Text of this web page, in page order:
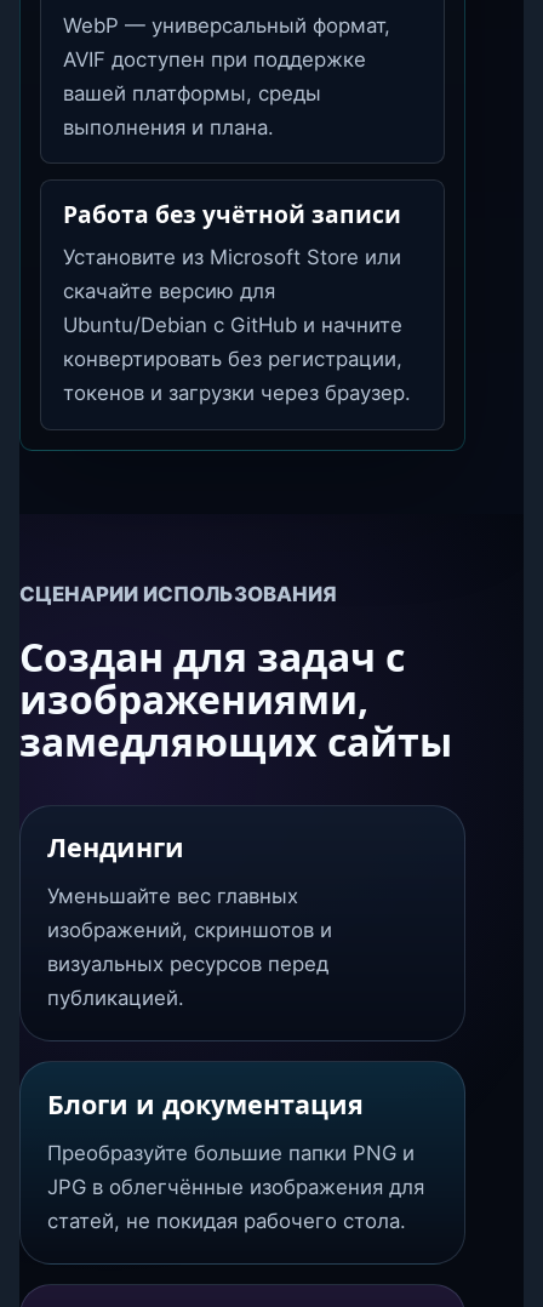
WebP — универсальный формат,
AVIF доступен при поддержке
вашей платформы, среды
выполнения и плана.
Работа без учётной записи
Установите из Microsoft Store или
скачайте версию для
Ubuntu/Debian с GitHub и начните
конвертировать без регистрации,
токенов и загрузки через браузер.
СЦЕНАРИИ ИСПОЛЬЗОВАНИЯ
Создан для задач с
изображениями,
замедляющих сайты
Лендинги
Уменьшайте вес главных
изображений, скриншотов и
визуальных ресурсов перед
публикацией.
Блоги и документация
Преобразуйте большие папки PNG и
JPG в облегчённые изображения для
статей, не покидая рабочего стола.